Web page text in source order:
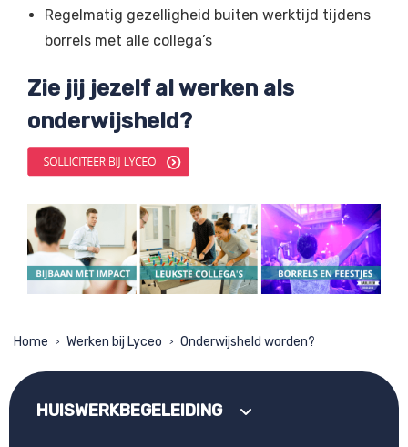
Regelmatig gezelligheid buiten werktijd tijdens
borrels met alle collega’s
Zie jij jezelf al werken als
onderwijsheld?
Home > Werken bij Lyceo > Onderwijsheld worden?
HUISWERKBEGELEIDING